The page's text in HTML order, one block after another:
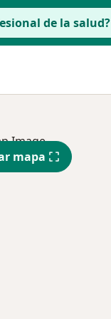
de la salud?
mapa